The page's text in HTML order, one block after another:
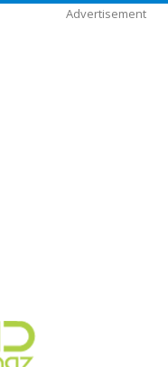
Advertisement